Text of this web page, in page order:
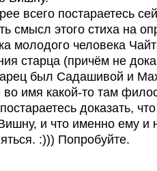
всего постараетесь
смысл этого стиха на
молодого человека
старца (причём не
был Садашивой и
во имя какой-то там
доказать,
и что именно ему и
:))) Попробуйте.